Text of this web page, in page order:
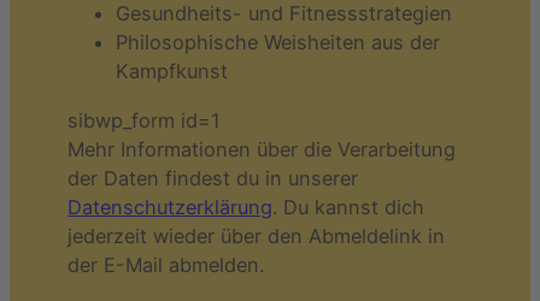
Gesundheits- und Fitnessstrategien
Philosophische Weisheiten aus der
Kampfkunst
sibwp_form id=1
Mehr Informationen über die Verarbeitung
der Daten findest du in unserer
Datenschutzerklärung. Du kannst dich
jederzeit wieder über den Abmeldelink in
der E-Mail abmelden.